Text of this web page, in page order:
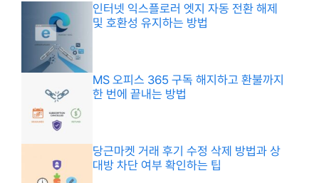
인터넷 익스플로러 엣지 자동 전환 해제
및 호환성 유지하는 방법
MS 오피스 365 구독 해지하고 환불까지
한 번에 끝내는 방법
당근마켓 거래 후기 수정 삭제 방법과 상
대방 차단 여부 확인하는 팁